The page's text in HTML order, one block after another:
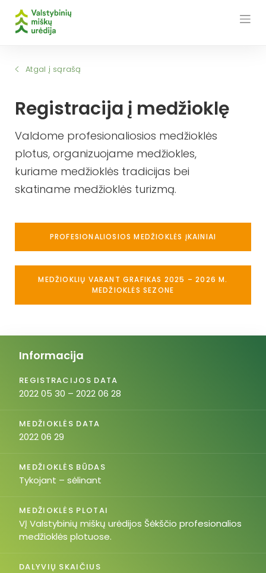
Atgal į sąrašą
Registracija į medžioklę
Valdome profesionaliosios medžioklės
plotus, organizuojame medžiokles,
kuriame medžioklės tradicijas bei
skatiname medžioklės turizmą.
PROFESIONALIOSIOS MEDŽIOKLĖS ĮKAINIAI
MEDŽIOKLIŲ VARANT GRAFIKAS 2025 – 2026 M.
MEDŽIOKLĖS SEZONE
Informacija
REGISTRACIJOS DATA
2022 05 30 – 2022 06 28
MEDŽIOKLĖS DATA
2022 06 29
MEDŽIOKLĖS BŪDAS
Tykojant – sėlinant
MEDŽIOKLĖS PLOTAI
VĮ Valstybinių miškų urėdijos Šėkščio profesionalios
medžioklės plotuose.
DALYVIŲ SKAIČIUS